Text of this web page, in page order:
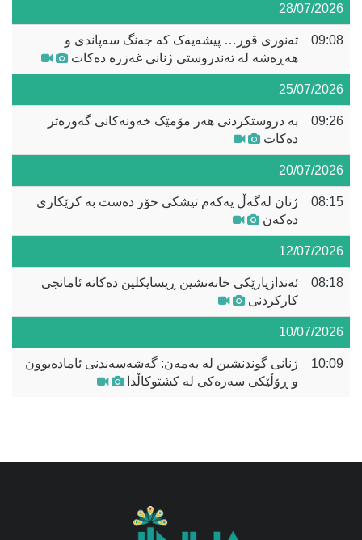
28/07/2026
09:08
تەنوری قوڕ… پیشەیەک کە جەنگ سەپاندی و
هەڕەشە لە تەندروستی ژنانی غەززە دەکات
25/07/2026
09:26
بە دروستکردنی هەر مۆمێک خەونەکانی گەورەتر
دەکات
20/07/2026
08:15
ژنان لەگەڵ یەکەم تیشکی خۆر دەست بە کرێکاری
دەکەن
12/07/2026
08:18
ئەندازیارێکی خانەنشین ڕیسایکلین دەکاتە ئامانجی
کارکردنی
10/07/2026
10:09
ژنانی گوندنشین لە یەمەن: گەشەسەندنی ئامادەبوون
و ڕۆڵێکی سەرەکی لە کشتوکاڵدا